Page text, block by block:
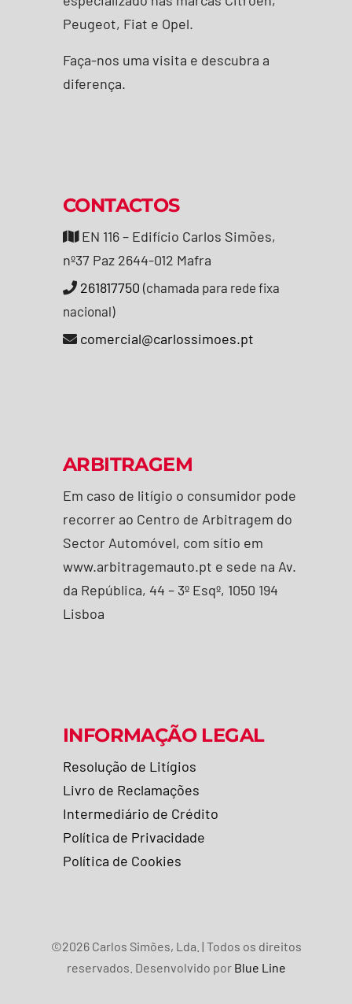
Peugeot, Fiat e Opel.
Faça-nos uma visita e descubra a
diferença.
CONTACTOS
EN 116 – Edifício Carlos Simões,
nº37 Paz 2644-012 Mafra
261817750 (chamada para rede fixa
nacional)
comercial@carlossimoes.pt
ARBITRAGEM
Em caso de litígio o consumidor pode
recorrer ao Centro de Arbitragem do
Sector Automóvel, com sítio em
www.arbitragemauto.pt e sede na Av.
da República, 44 – 3º Esqº, 1050 194
Lisboa
INFORMAÇÃO LEGAL
Resolução de Litígios
Livro de Reclamações
Intermediário de Crédito
Política de Privacidade
Política de Cookies
©2026 Carlos Simões, Lda. | Todos os direitos
reservados. Desenvolvido por Blue Line